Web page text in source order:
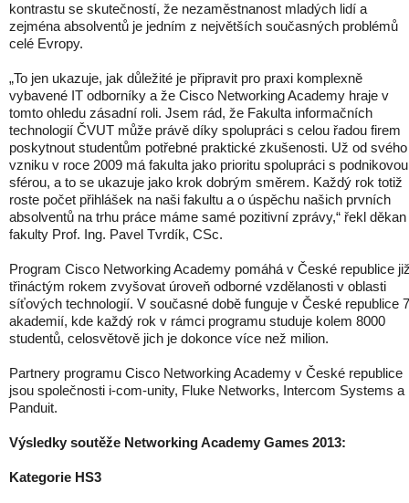
kontrastu se skutečností, že nezaměstnanost mladých lidí a
zejména absolventů je jedním z největších současných problémů
celé Evropy.
„To jen ukazuje, jak důležité je připravit pro praxi komplexně
vybavené IT odborníky a že Cisco Networking Academy hraje v
tomto ohledu zásadní roli. Jsem rád, že Fakulta informačních
technologií ČVUT může právě díky spolupráci s celou řadou firem
poskytnout studentům potřebné praktické zkušenosti. Už od svého
vzniku v roce 2009 má fakulta jako prioritu spolupráci s podnikovou
sférou, a to se ukazuje jako krok dobrým směrem. Každý rok totiž
roste počet přihlášek na naši fakultu a o úspěchu našich prvních
absolventů na trhu práce máme samé pozitivní zprávy,“ řekl děkan
fakulty Prof. Ing. Pavel Tvrdík, CSc.
Program Cisco Networking Academy pomáhá v České republice
třináctým rokem zvyšovat úroveň odborné vzdělanosti v oblasti
síťových technologií. V současné době funguje v České republice
akademií, kde každý rok v rámci programu studuje kolem 8000
studentů, celosvětově jich je dokonce více než milion.
Partnery programu Cisco Networking Academy v České republice
jsou společnosti i-com-unity, Fluke Networks, Intercom Systems a
Panduit.
Výsledky soutěže Networking Academy Games 2013:
Kategorie HS3